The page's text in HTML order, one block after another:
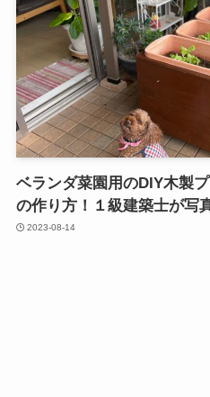
ベランダ菜園用のDIY木製
の作り方！１級建築士が写
2023-08-14